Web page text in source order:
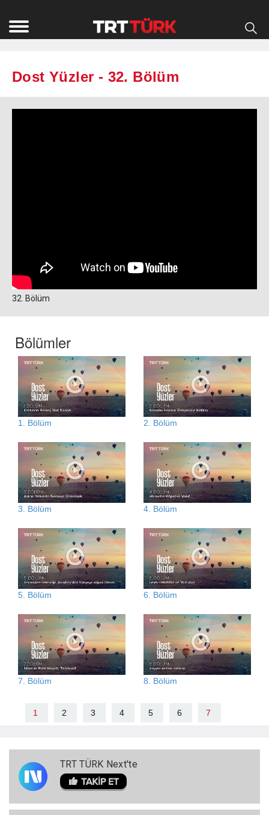
Dost Yüzler - 32. Bölüm
32. Bölüm
Bölümler
1. Bölüm 2. Bölüm
3. Bölüm 4. Bölüm
5. Bölüm 6. Bölüm
7. Bölüm 8. Bölüm
1 2 3 4 5 6 7
TRT TÜRK Next'te